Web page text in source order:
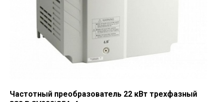
Частотный преобразователь 22 кВт трехфазный